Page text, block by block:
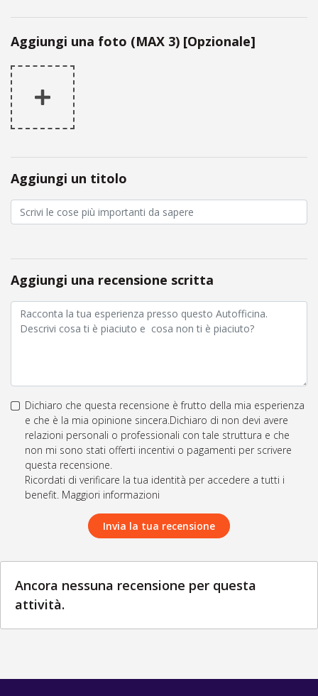
Aggiungi una foto (MAX 3) [Opzionale]
Aggiungi un titolo
Aggiungi una recensione scritta
Dichiaro che questa recensione è frutto della mia esperienza
e che è la mia opinione sincera.Dichiaro di non devi avere
relazioni personali o professionali con tale struttura e che
non mi sono stati offerti incentivi o pagamenti per scrivere
questa recensione.
Ricordati di verificare la tua identità per accedere a tutti i
benefit. Maggiori informazioni
Invia la tua recensione
Ancora nessuna recensione per questa
attività.